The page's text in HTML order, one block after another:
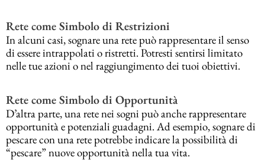
Rete come Simbolo di Restrizioni
In alcuni casi, sognare una rete può rappresentare il senso
di essere intrappolati o ristretti. Potresti sentirsi limitato
nelle tue azioni o nel raggiungimento dei tuoi obiettivi.
Rete come Simbolo di Opportunità
D’altra parte, una rete nei sogni può anche rappresentare
opportunità e potenziali guadagni. Ad esempio, sognare di
pescare con una rete potrebbe indicare la possibilità di
“pescare” nuove opportunità nella tua vita.